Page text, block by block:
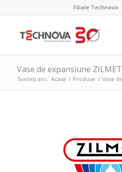
Filiale Technova
Vase de expansiune ZILMET
Sunteți aici: Acasa / Produse / Vase